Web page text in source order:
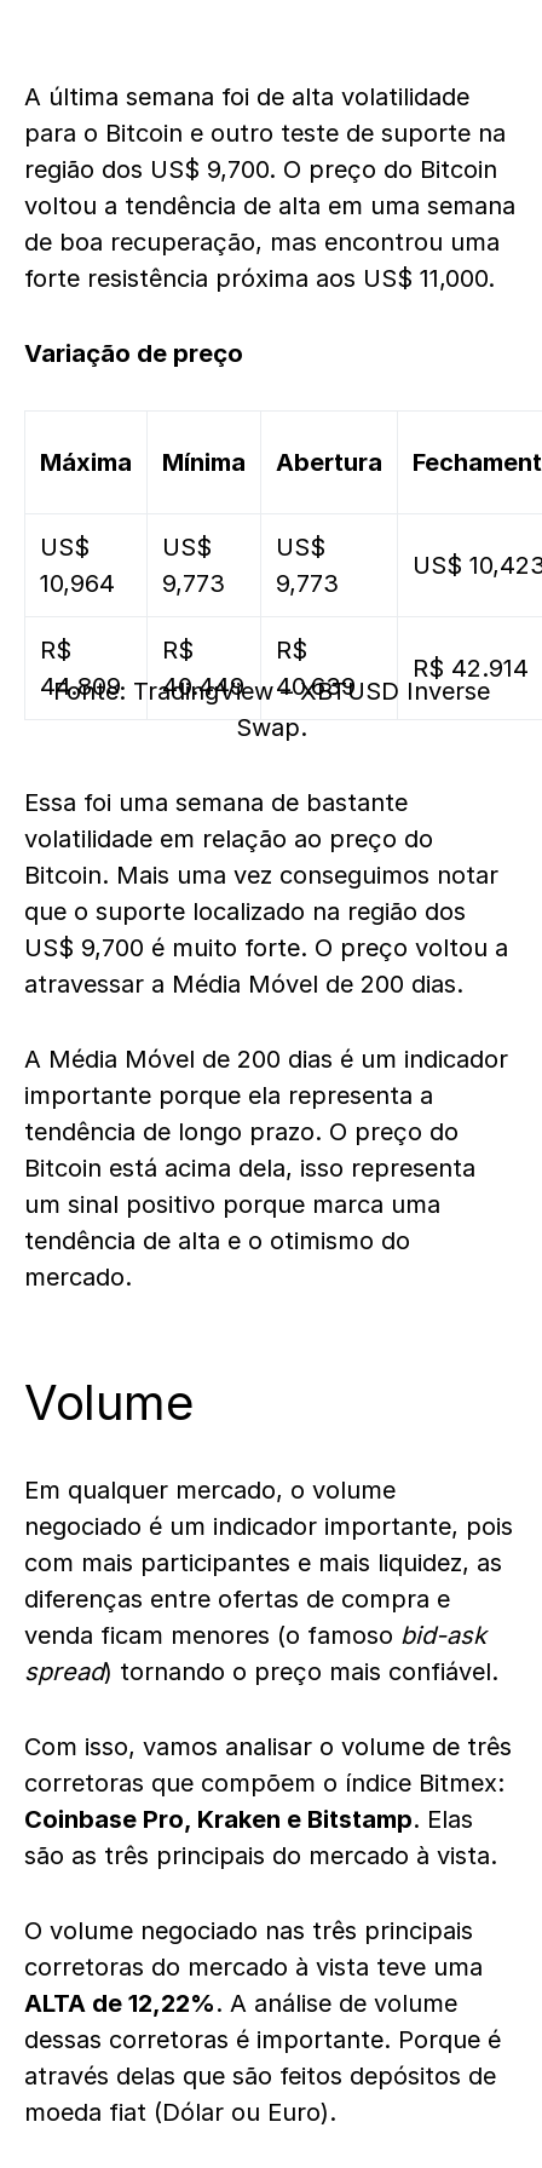
A última semana foi de alta volatilidade
para o Bitcoin e outro teste de suporte na
região dos US$ 9,700. O preço do Bitcoin
voltou a tendência de alta em uma semana
de boa recuperação, mas encontrou uma
forte resistência próxima aos US$ 11,000.
Variação de preço
Máxima Mínima Abertura
US$
10,964
US$
9,773
US$
9,773
US$
R$
44.809
R$
40.449
R$
40.639
R$ 42.914
Fonte: TradingView – XBTUSD Inverse
Swap.
Essa foi uma semana de bastante
volatilidade em relação ao preço do
Bitcoin. Mais uma vez conseguimos notar
que o suporte localizado na região dos
US$ 9,700 é muito forte. O preço voltou a
atravessar a Média Móvel de 200 dias.
A Média Móvel de 200 dias é um indicador
importante porque ela representa a
tendência de longo prazo. O preço do
Bitcoin está acima dela, isso representa
um sinal positivo porque marca uma
tendência de alta e o otimismo do
mercado.
Volume
Em qualquer mercado, o volume
negociado é um indicador importante, pois
com mais participantes e mais liquidez, as
diferenças entre ofertas de compra e
venda ficam menores (o famoso bid-ask
spread) tornando o preço mais confiável.
Com isso, vamos analisar o volume de três
corretoras que compõem o índice Bitmex:
Coinbase Pro, Kraken e Bitstamp. Elas
são as três principais do mercado à vista.
O volume negociado nas três principais
corretoras do mercado à vista teve uma
ALTA de 12,22%. A análise de volume
dessas corretoras é importante. Porque é
através delas que são feitos depósitos de
moeda fiat (Dólar ou Euro).